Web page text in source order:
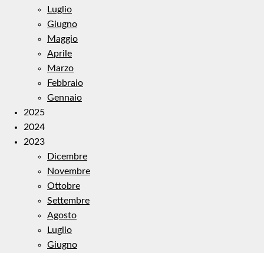
Luglio
Giugno
Maggio
Aprile
Marzo
Febbraio
Gennaio
2025
2024
2023
Dicembre
Novembre
Ottobre
Settembre
Agosto
Luglio
Giugno